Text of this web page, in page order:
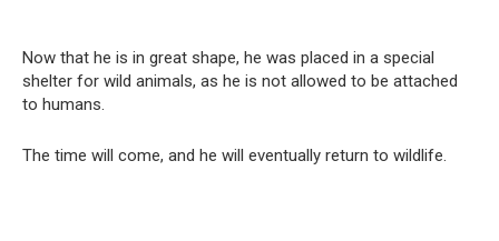
Now that he is in great shape, he was placed in a special
shelter for wild animals, as he is not allowed to be attached
to humans.
The time will come, and he will eventually return to wildlife.